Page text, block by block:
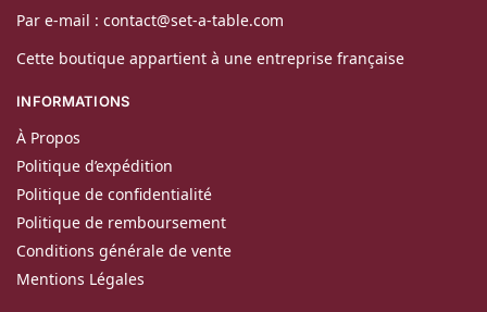
Par e-mail : contact@set-a-table.com
Cette boutique appartient à une entreprise française
INFORMATIONS
À Propos
Politique d’expédition
Politique de confidentialité
Politique de remboursement
Conditions générale de vente
Mentions Légales